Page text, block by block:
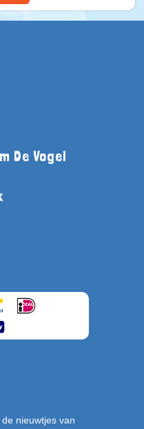
De Vogel
nieuwtjes van